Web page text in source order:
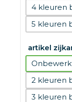
4
5
artikel
2
3